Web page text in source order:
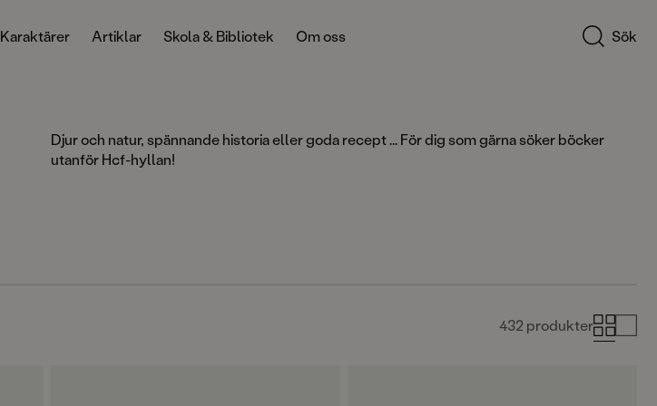
Karaktärer Artiklar Skola & Bibliotek Om oss Sök
Djur och natur, spännande historia eller goda recept ... För dig som gärna söker böcker
utanför Hcf-hyllan!
432 produkter